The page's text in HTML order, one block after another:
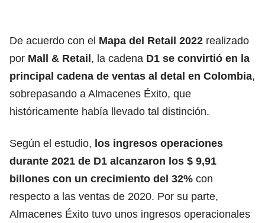
De acuerdo con el Mapa del Retail 2022 realizado
por Mall & Retail, la cadena D1 se convirtió en la
principal cadena de ventas al detal en Colombia,
sobrepasando a Almacenes Éxito, que
históricamente había llevado tal distinción.
Según el estudio, los ingresos operaciones
durante 2021 de D1 alcanzaron los $ 9,91
billones con un crecimiento del 32% con
respecto a las ventas de 2020. Por su parte,
Almacenes Éxito tuvo unos ingresos operacionales